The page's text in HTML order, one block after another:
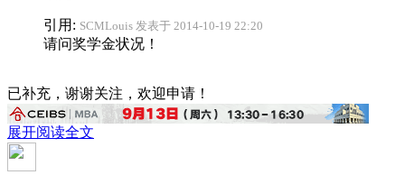
引用: SCMLouis 发表于 2014-10-19 22:20
请问奖学金状况！
已补充，谢谢关注，欢迎申请！
展开阅读全文